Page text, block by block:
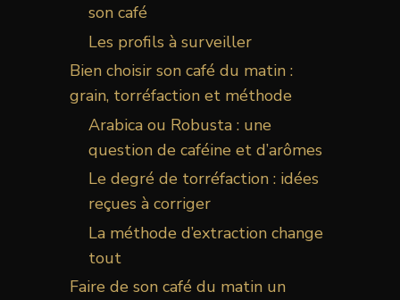
son café
Les profils à surveiller
Bien choisir son café du matin :
grain, torréfaction et méthode
Arabica ou Robusta : une
question de caféine et d’arômes
Le degré de torréfaction : idées
reçues à corriger
La méthode d’extraction change
tout
Faire de son café du matin un